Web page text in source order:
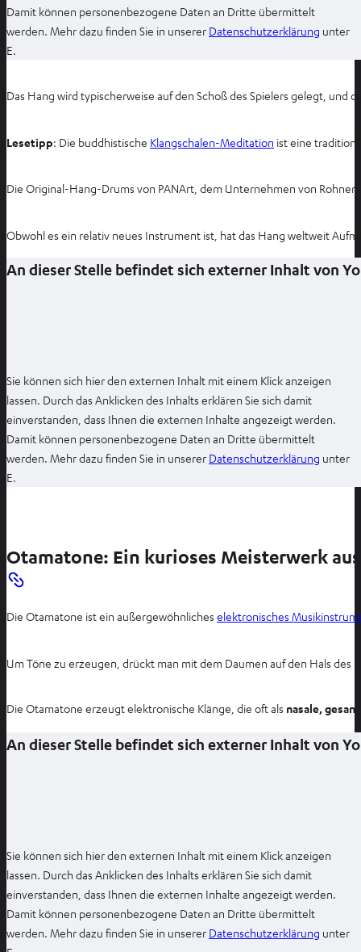
Damit können personenbezogene Daten an Dritte übermittelt
werden. Mehr dazu finden Sie in unserer Datenschutzerklärung
n
a
f
unter
E.
Das Hang wird typischerweise auf den Schoß des Spielers gelegt,
Lesetipp: Die buddhistische Klangschalen-Meditation ist eine
Die Original-Hang-Drums von PANArt, dem Unternehmen von
Obwohl es ein relativ neues Instrument ist, hat das Hang weltweit
An dieser Stelle befindet sich externer Inhalt von
Sie können sich hier den externen Inhalt mit einem Klick anzeigen
lassen. Durch das Anklicken des Inhalts erklären Sie sich damit
einverstanden, dass Ihnen die externen Inhalte angezeigt werden.
Damit können personenbezogene Daten an Dritte übermittelt
werden. Mehr dazu finden Sie in unserer Datenschutzerklärung
e
a
f
n
n
unter
E.
Otamatone: Ein kurioses Meisterwerk
Die Otamatone ist ein außergewöhnliches elektronisches
Um Töne zu erzeugen, drückt man mit dem Daumen auf den Hals
Die Otamatone erzeugt elektronische Klänge, die oft als nasale,
An dieser Stelle befindet sich externer Inhalt von
Sie können sich hier den externen Inhalt mit einem Klick anzeigen
lassen. Durch das Anklicken des Inhalts erklären Sie sich damit
einverstanden, dass Ihnen die externen Inhalte angezeigt werden.
Damit können personenbezogene Daten an Dritte übermittelt
werden. Mehr dazu finden Sie in unserer Datenschutzerklärung unter